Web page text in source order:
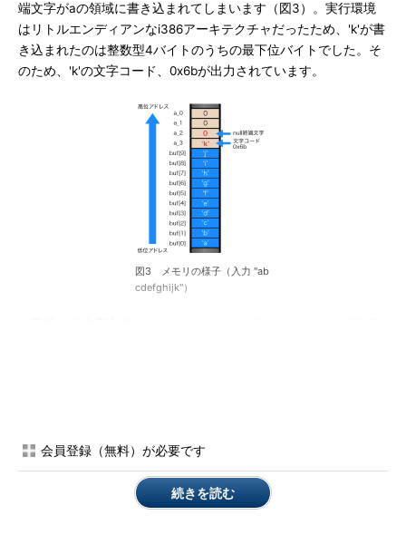
端文字がaの領域に書き込まれてしまいます（図3）。実行環境
はリトルエンディアンなi386アーキテクチャだったため、'k'が書
き込まれたのは整数型4バイトのうちの最下位バイトでした。そ
のため、'k'の文字コード、0x6bが出力されています。
図3 メモリの様子（入力 "ab
cdefghijk"）
会員登録（無料）が必要です
続きを読む